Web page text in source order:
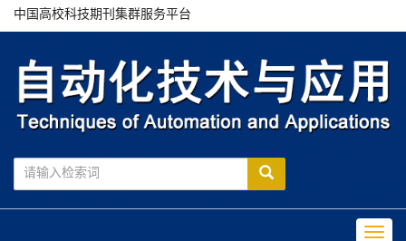
中国高校科技期刊集群服务平台